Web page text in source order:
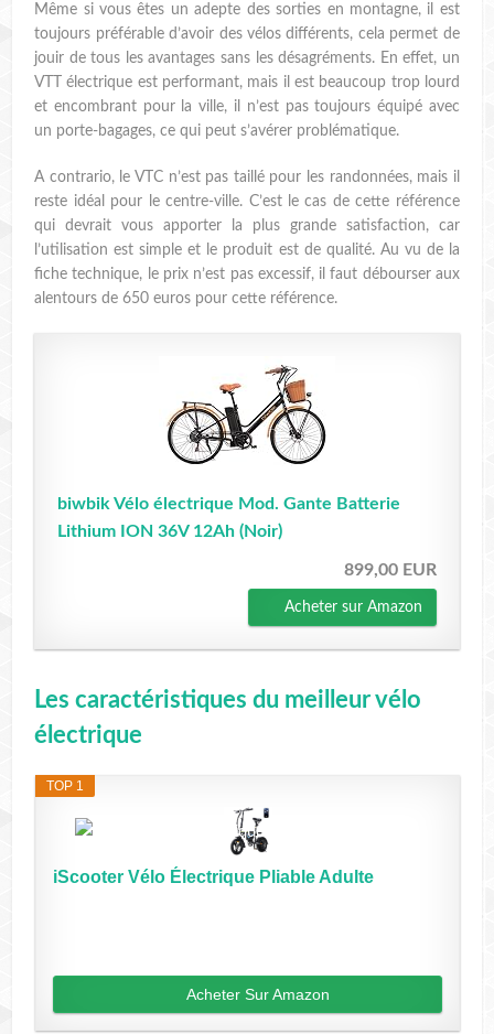
Même si vous êtes un adepte des sorties en montagne, il est
toujours préférable d’avoir des vélos différents, cela permet de
jouir de tous les avantages sans les désagréments. En effet, un
VTT électrique est performant, mais il est beaucoup trop lourd
et encombrant pour la ville, il n’est pas toujours équipé avec
un porte-bagages, ce qui peut s’avérer problématique.
A contrario, le VTC n’est pas taillé pour les randonnées, mais il
reste idéal pour le centre-ville. C’est le cas de cette référence
qui devrait vous apporter la plus grande satisfaction, car
l’utilisation est simple et le produit est de qualité. Au vu de la
fiche technique, le prix n’est pas excessif, il faut débourser aux
alentours de 650 euros pour cette référence.
biwbik Vélo électrique Mod. Gante Batterie
Lithium ION 36V 12Ah (Noir)
899,00 EUR
Acheter sur Amazon
Les caractéristiques du meilleur vélo
électrique
TOP 1
iScooter Vélo Électrique Pliable Adulte
Acheter Sur Amazon